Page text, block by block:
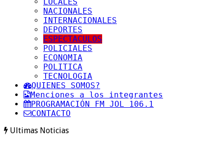
NACIONALES
INTERNACIONALES
DEPORTES
ESPECTACULOS
POLICIALES
ECONOMIA
POLITICA
TECNOLOGIA
QUIENES SOMOS?
Menciones a los integrantes
PROGRAMACIÓN FM JOL 106.1
CONTACTO
Ultimas Noticias